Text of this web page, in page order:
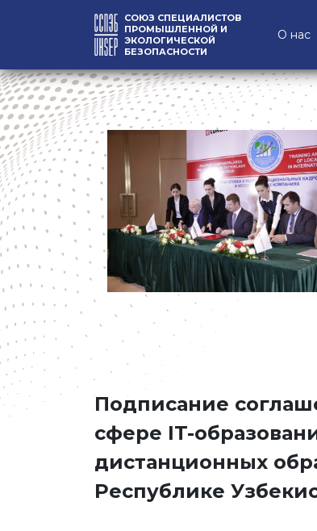
СОЮЗ СПЕЦИАЛИСТОВ
ПРОМЫШЛЕННОЙ И
ЭКОЛОГИЧЕСКОЙ
БЕЗОПАСНОСТИ
О нас
Подписание
сфере IT-
дистанционных
Республике